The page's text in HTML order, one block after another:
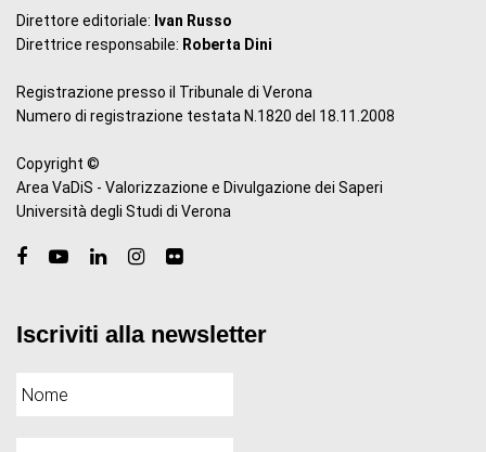
Direttore editoriale: Ivan Russo
Direttrice responsabile: Roberta Dini
Registrazione presso il Tribunale di Verona
Numero di registrazione testata N.1820 del 18.11.2008
Copyright ©
Area VaDiS - Valorizzazione e Divulgazione dei Saperi
Università degli Studi di Verona
Iscriviti alla newsletter